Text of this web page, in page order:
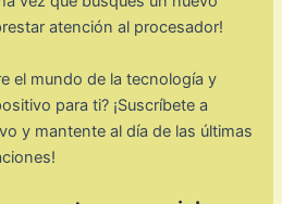
atención al procesador!
el mundo de la tecnología y
para ti? ¡Suscríbete a
y mantente al día de las últimas